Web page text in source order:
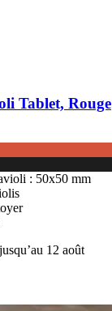
Tablet, Rouge
: 50x50 mm
12 août